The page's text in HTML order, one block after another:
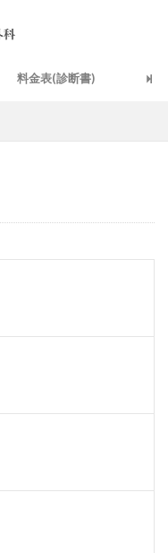
料金表(診断書)